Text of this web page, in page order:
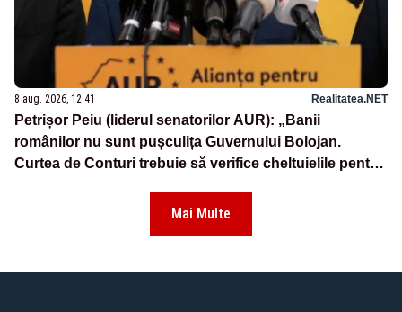
8 aug. 2026, 12:41 Realitatea.NET
Petrișor Peiu (liderul senatorilor AUR): „Banii
românilor nu sunt pușculița Guvernului Bolojan.
Curtea de Conturi trebuie să verifice cheltuielile pentru
Mai Multe